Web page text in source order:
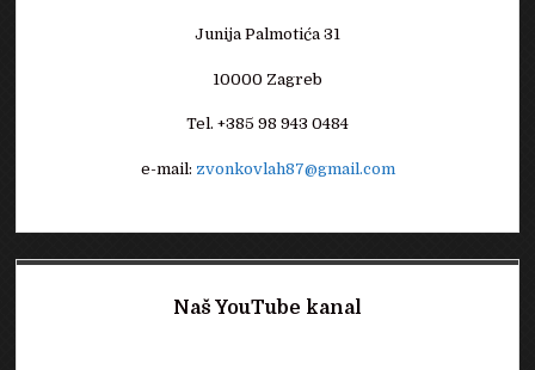
Junija Palmotića 31
10000 Zagreb
Tel. +385 98 943 0484
e-mail: zvonkovlah87@gmail.com
Naš YouTube kanal